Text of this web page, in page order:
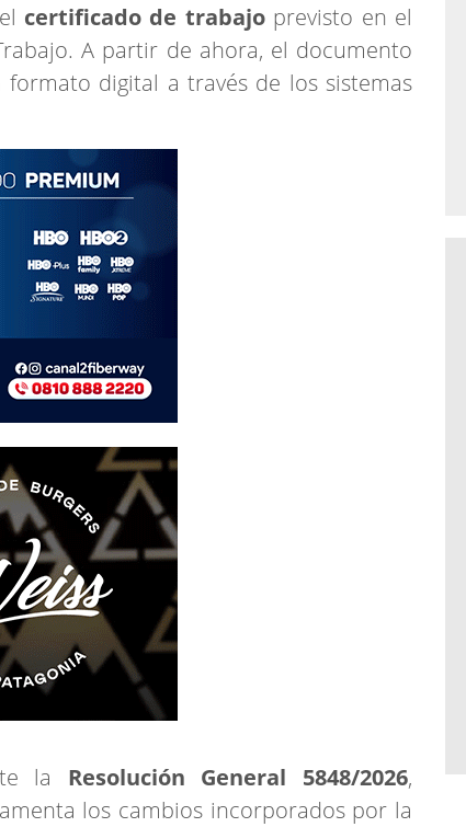
certificado de trabajoprevisto en el
A partir de ahora, el documento
digital a través de los sistemas
la Resolución General 5848/2026,
los cambios incorporados por la